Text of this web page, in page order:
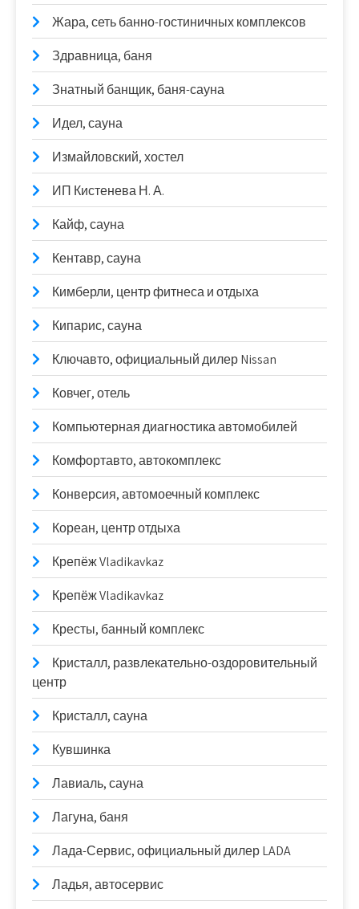
Жара, сеть банно-гостиничных комплексов
Здравница, баня
Знатный банщик, баня-сауна
Идел, сауна
Измайловский, хостел
ИП Кистенева Н. А.
Кайф, сауна
Кентавр, сауна
Кимберли, центр фитнеса и отдыха
Кипарис, сауна
Ключавто, официальный дилер Nissan
Ковчег, отель
Компьютерная диагностика автомобилей
Комфортавто, автокомплекс
Конверсия, автомоечный комплекс
Кореан, центр отдыха
Крепёж Vladikavkaz
Крепёж Vladikavkaz
Кресты, банный комплекс
Кристалл, развлекательно-оздоровительный
центр
Кристалл, сауна
Кувшинка
Лавиаль, сауна
Лагуна, баня
Лада-Сервис, официальный дилер LADA
Ладья, автосервис